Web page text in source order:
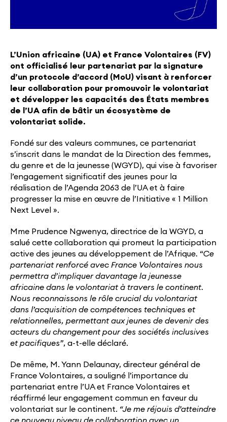
L’Union africaine (UA) et France Volontaires (FV)
ont officialisé leur partenariat par la signature
d’un protocole d’accord (MoU) visant à renforcer
leur collaboration pour promouvoir le volontariat
et développer les capacités des États membres
de l’UA afin de bâtir un écosystème de
volontariat solide.
Fondé sur des valeurs communes, ce partenariat
s’inscrit dans le mandat de la Direction des femmes,
du genre et de la jeunesse (WGYD), qui vise à favoriser
l’engagement significatif des jeunes pour la
réalisation de l’Agenda 2063 de l’UA et à faire
progresser la mise en œuvre de l’Initiative « 1 Million
Next Level ».
Mme Prudence Ngwenya, directrice de la WGYD, a
salué cette collaboration qui promeut la participation
active des jeunes au développement de l’Afrique. “Ce
partenariat renforcé avec France Volontaires nous
permettra d’impliquer davantage la jeunesse
africaine dans le volontariat à travers le continent.
Nous reconnaissons le rôle crucial du volontariat
dans l’acquisition de compétences techniques et
relationnelles, permettant aux jeunes de devenir des
acteurs du changement pour des sociétés inclusives
et pacifiques”, a-t-elle déclaré.
De même, M. Yann Delaunay, directeur général de
France Volontaires, a souligné l’importance du
partenariat entre l’UA et France Volontaires et
réaffirmé leur engagement commun en faveur du
volontariat sur le continent. “Je me réjouis d’atteindre
ce nouveau niveau de collaboration avec un